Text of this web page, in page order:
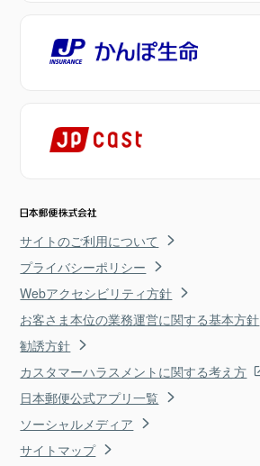
サイトのご利用について
プライバシーポリシー
Webアクセシビリティ方針
お客さま本位の業務運営に関する基本方針
勧誘方針
カスタマーハラスメントに関する考え方
日本郵便公式アプリ一覧
ソーシャルメディア
サイトマップ